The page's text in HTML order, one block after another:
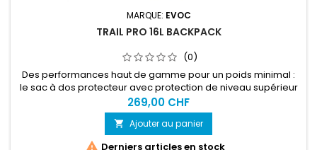
MARQUE: EVOC
TRAIL PRO 16L BACKPACK
(0)
Des performances haut de gamme pour un poids minimal :
le sac à dos protecteur avec protection de niveau supérieur
(niveau 2) assure des performances et un confort maximum
grâce à sa coupe sportive et compacte et à son soutien
sans compromis. Idéal pour les excursions d'une journée ou
les randonnées prolongées.
269,00 CHF
 Ajouter au panier
 Derniers articles en stock